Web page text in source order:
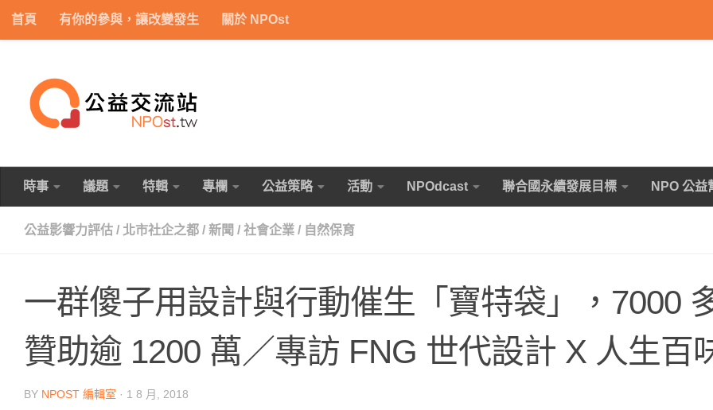
Skip to content
首頁 有你的參與，讓改變發生 關於 NPOst
時事 議題 特輯 專欄 公益策略 活動 NPOdcast 聯合國永續發展目標 NPO 公益
公益影響力評估 / 北市社企之都 / 新聞 / 社會企業 / 自然保育
一群傻子用設計與行動催生「寶特袋」，7000
贊助逾 1200 萬／專訪 FNG 世代設計 X 人生百
BY NPOST 編輯室 · 1 8 月, 2018